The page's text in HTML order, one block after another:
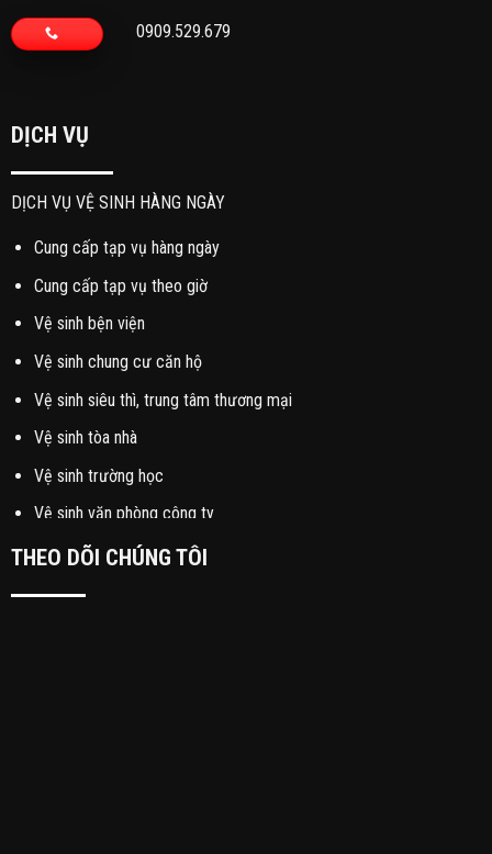
0909.529.679
DỊCH VỤ
DỊCH VỤ VỆ SINH HÀNG NGÀY
Cung cấp tạp vụ hàng ngày
Cung cấp tạp vụ theo giờ
Vệ sinh bện viện
Vệ sinh chung cư căn hộ
Vệ sinh siêu thì, trung tâm thương mại
Vệ sinh tòa nhà
Vệ sinh trường học
Vệ sinh văn phòng công ty
DỊCH VỤ VỆ SINH ĐỊNH KỲ
Dịch vụ lau kính
THEO DÕI CHÚNG TÔI